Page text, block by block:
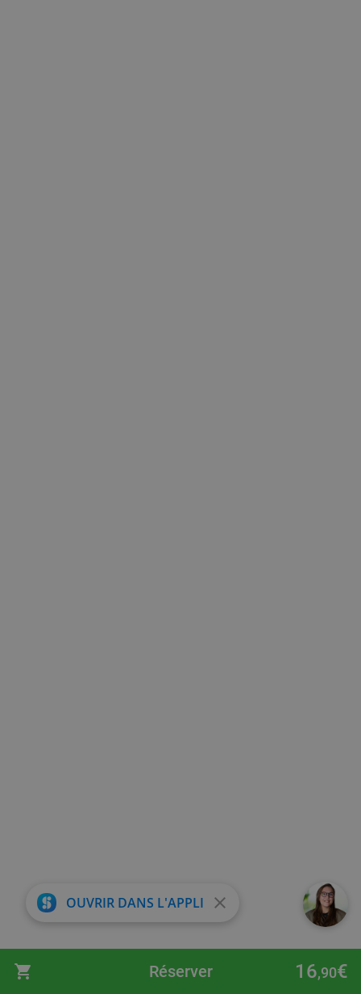
Réserver 16,90€
OUVRIR DANS L'APPLI close